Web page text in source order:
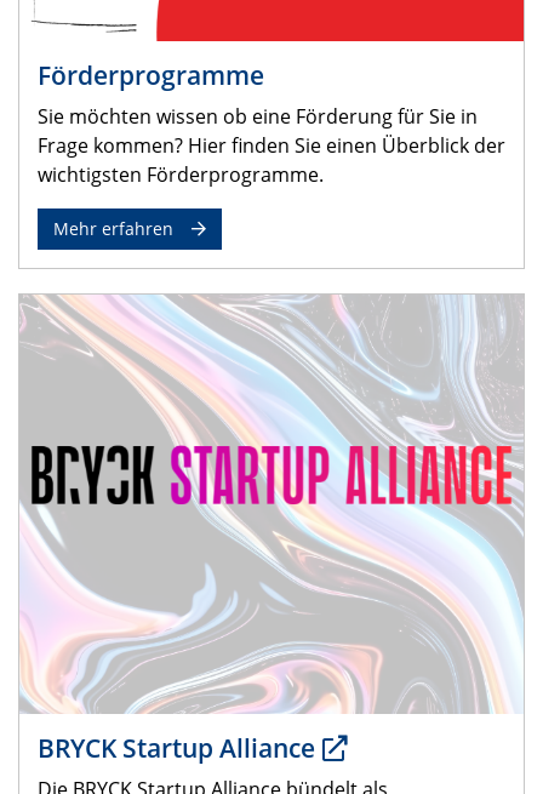
Förderprogramme
Sie möchten wissen ob eine Förderung für Sie in
Frage kommen? Hier finden Sie einen Überblick der
wichtigsten Förderprogramme.
Mehr erfahren
BRYCK Startup Alliance
Die BRYCK Startup Alliance bündelt als